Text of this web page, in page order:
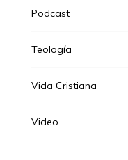
Podcast
Teología
Vida Cristiana
Video